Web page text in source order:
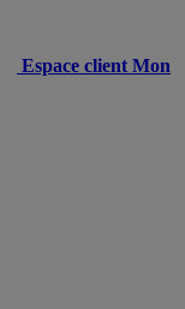
Espace client Mon